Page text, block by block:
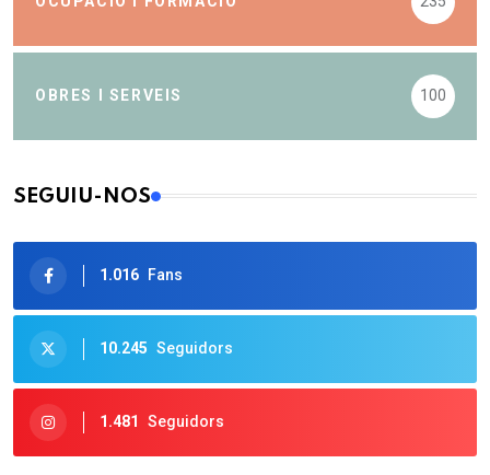
OBRES I SERVEIS 100
SEGUIU-NOS
1.016 Fans
10.245 Seguidors
1.481 Seguidors